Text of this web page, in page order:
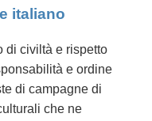
italiano
di civiltà e rispetto
e ordine
di campagne di
che ne